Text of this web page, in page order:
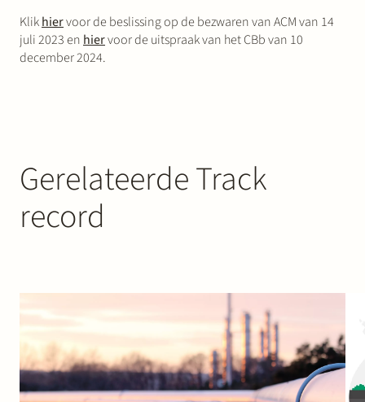
Klikhiervoor de beslissing op de bezwaren van ACM van 14
juli 2023 en hiervoor de uitspraak van het CBb van 10
december 2024.
Gerelateerde Track
record